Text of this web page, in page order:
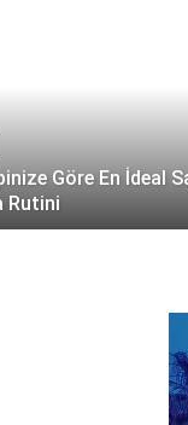
Göre En İdeal
Rutini